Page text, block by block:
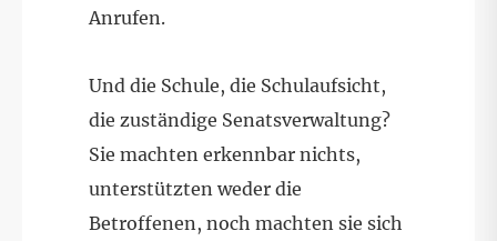
Anrufen.
Und die Schule, die Schulaufsicht,
die zuständige Senatsverwaltung?
Sie machten erkennbar nichts,
unterstützten weder die
Betroffenen, noch machten sie sich